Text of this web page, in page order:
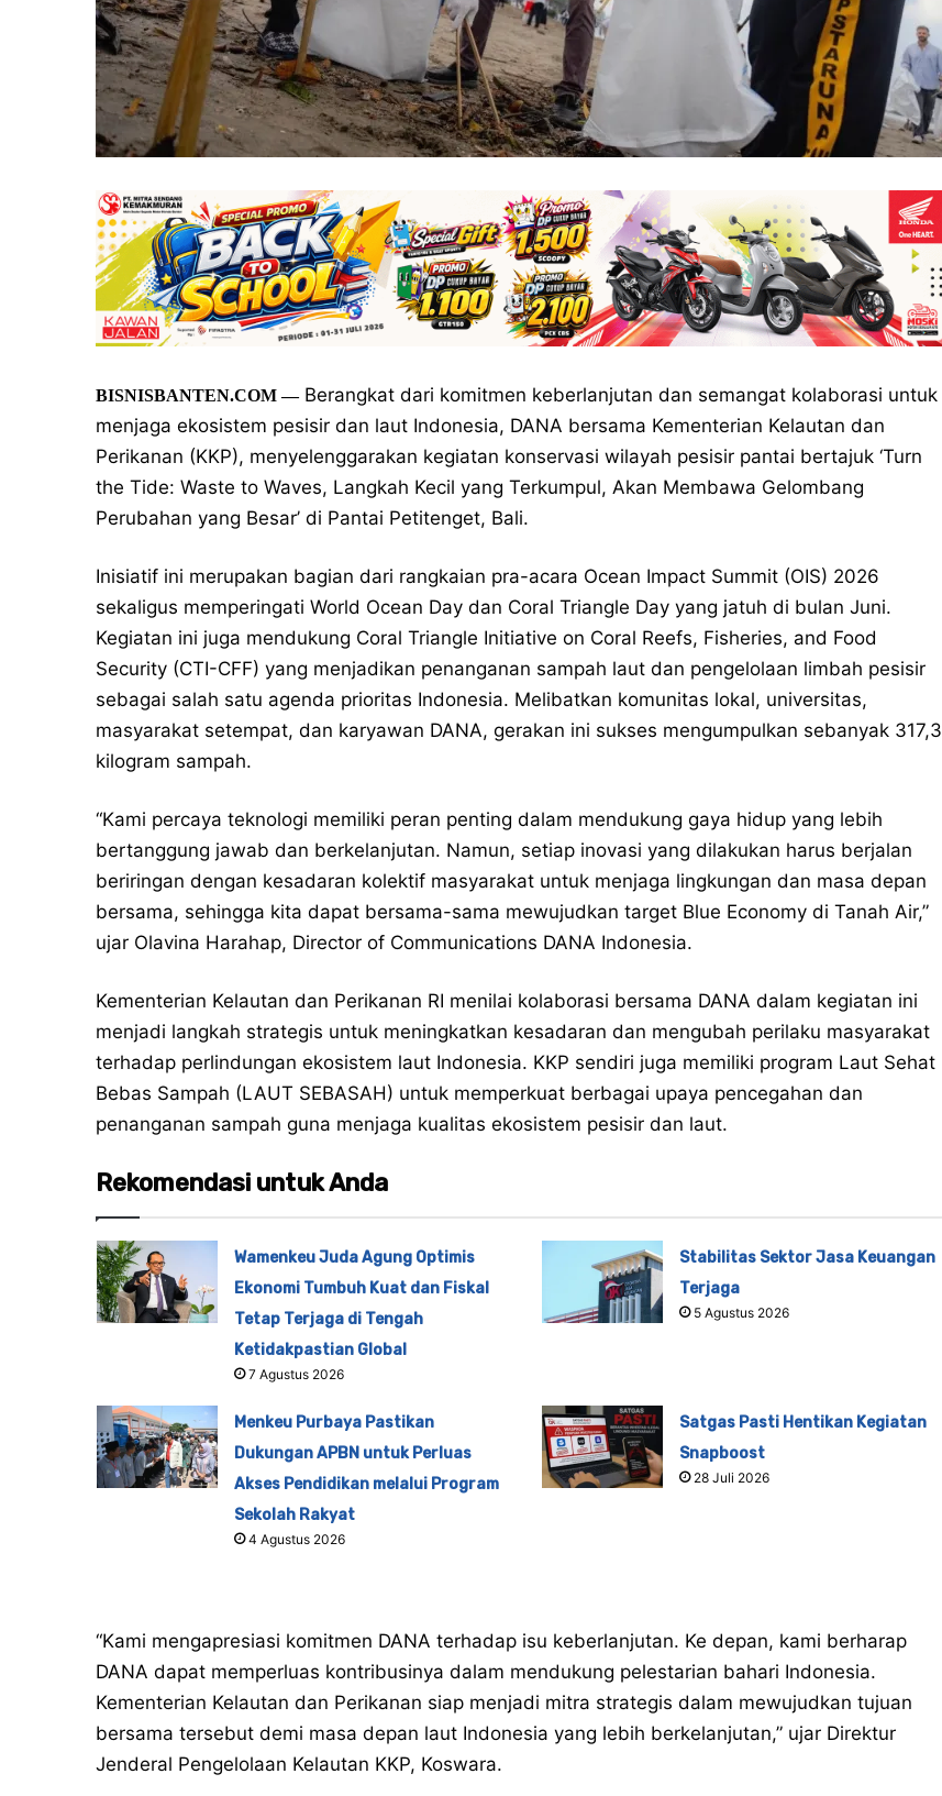
BISNISBANTEN.COM—Berangkat dari komitmen keberlanjutan dan semangat kolaborasi untuk
menjaga ekosistem pesisir dan laut Indonesia, DANA bersama Kementerian Kelautan dan
Perikanan (KKP), menyelenggarakan kegiatan konservasi wilayah pesisir pantai bertajuk ‘Turn
the Tide: Waste to Waves, Langkah Kecil yang Terkumpul, Akan Membawa Gelombang
Perubahan yang Besar’ di Pantai Petitenget, Bali.
Inisiatif ini merupakan bagian dari rangkaian pra-acara Ocean Impact Summit (OIS) 2026
sekaligus memperingati World Ocean Day dan Coral Triangle Day yang jatuh di bulan Juni.
Kegiatan ini juga mendukung Coral Triangle Initiative on Coral Reefs, Fisheries, and Food
Security (CTI-CFF) yang menjadikan penanganan sampah laut dan pengelolaan limbah pesisir
sebagai salah satu agenda prioritas Indonesia. Melibatkan komunitas lokal, universitas,
masyarakat setempat, dan karyawan DANA, gerakan ini sukses mengumpulkan sebanyak 317,3
kilogram sampah.
“Kami percaya teknologi memiliki peran penting dalam mendukung gaya hidup yang lebih
bertanggung jawab dan berkelanjutan. Namun, setiap inovasi yang dilakukan harus berjalan
beriringan dengan kesadaran kolektif masyarakat untuk menjaga lingkungan dan masa depan
bersama, sehingga kita dapat bersama-sama mewujudkan target Blue Economy di Tanah Air,”
ujar Olavina Harahap, Director of Communications DANA Indonesia.
Kementerian Kelautan dan Perikanan RI menilai kolaborasi bersama DANA dalam kegiatan ini
menjadi langkah strategis untuk meningkatkan kesadaran dan mengubah perilaku masyarakat
terhadap perlindungan ekosistem laut Indonesia. KKP sendiri juga memiliki program Laut Sehat
Bebas Sampah (LAUT SEBASAH) untuk memperkuat berbagai upaya pencegahan dan
penanganan sampah guna menjaga kualitas ekosistem pesisir dan laut.
Rekomendasi untuk Anda
Wamenkeu Juda Agung Optimis
Ekonomi Tumbuh Kuat dan Fiskal
Tetap Terjaga di Tengah
Ketidakpastian Global
7 Agustus 2026
Stabilitas Sektor Jasa Keuangan
Terjaga
5 Agustus 2026
Menkeu Purbaya Pastikan
Dukungan APBN untuk Perluas
Akses Pendidikan melalui Program
Sekolah Rakyat
4 Agustus 2026
Satgas Pasti Hentikan Kegiatan
Snapboost
28 Juli 2026
“Kami mengapresiasi komitmen DANA terhadap isu keberlanjutan. Ke depan, kami berharap
DANA dapat memperluas kontribusinya dalam mendukung pelestarian bahari Indonesia.
Kementerian Kelautan dan Perikanan siap menjadi mitra strategis dalam mewujudkan tujuan
bersama tersebut demi masa depan laut Indonesia yang lebih berkelanjutan,” ujar Direktur
Jenderal Pengelolaan Kelautan KKP, Koswara.